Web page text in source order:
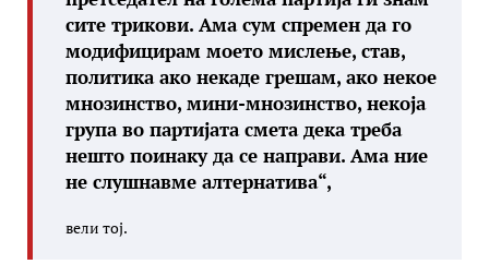
сите трикови. Ама сум спремен да го
модифицирам моето мислење, став,
политика ако некаде грешам, ако некое
мнозинство, мини-мнозинство, некоја
група во партијата смета дека треба
нешто поинаку да се направи. Ама ние
не слушнавме алтернатива“,
вели тој.